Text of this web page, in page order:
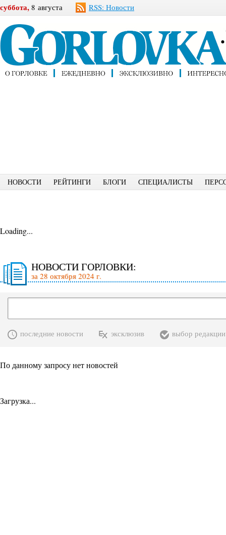
суббота, 8 августа RSS: Новости
НОВОСТИ РЕЙТИНГИ БЛОГИ СПЕЦИАЛИСТЫ
Loading...
НОВОСТИ ГОРЛОВКИ:
за 28 октября 2024 г.
последние новости эксклюзив выбор редакции
По данному запросу нет новостей
Загрузка...